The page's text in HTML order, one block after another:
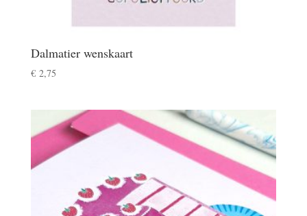
Dalmatier wenskaart
€2,75